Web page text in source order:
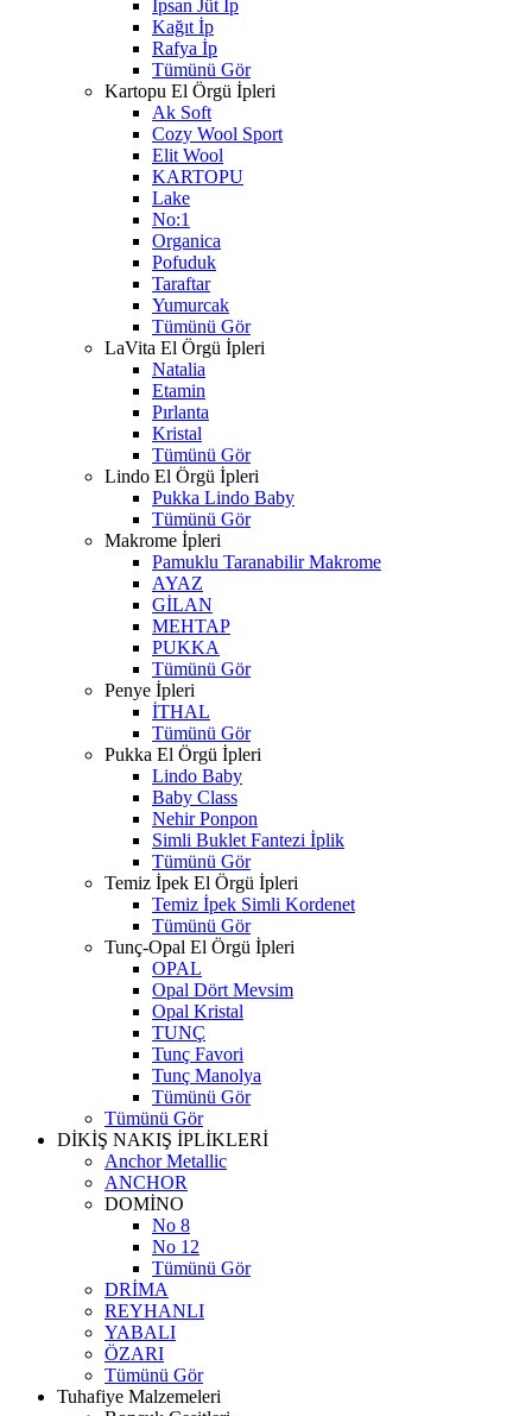
İpsan Jüt İp
Kağıt İp
Rafya İp
Tümünü Gör
Kartopu El Örgü İpleri
Ak Soft
Cozy Wool Sport
Elit Wool
KARTOPU
Lake
No:1
Organica
Pofuduk
Taraftar
Yumurcak
Tümünü Gör
LaVita El Örgü İpleri
Natalia
Etamin
Pırlanta
Kristal
Tümünü Gör
Lindo El Örgü İpleri
Pukka Lindo Baby
Tümünü Gör
Makrome İpleri
Pamuklu Taranabilir Makrome
AYAZ
GİLAN
MEHTAP
PUKKA
Tümünü Gör
Penye İpleri
İTHAL
Tümünü Gör
Pukka El Örgü İpleri
Lindo Baby
Baby Class
Nehir Ponpon
Simli Buklet Fantezi İplik
Tümünü Gör
Temiz İpek El Örgü İpleri
Temiz İpek Simli Kordenet
Tümünü Gör
Tunç-Opal El Örgü İpleri
OPAL
Opal Dört Mevsim
Opal Kristal
TUNÇ
Tunç Favori
Tunç Manolya
Tümünü Gör
Tümünü Gör
DİKİŞ NAKIŞ İPLİKLERİ
Anchor Metallic
ANCHOR
DOMİNO
No 8
No 12
Tümünü Gör
DRİMA
REYHANLI
YABALI
ÖZARI
Tümünü Gör
Tuhafiye Malzemeleri